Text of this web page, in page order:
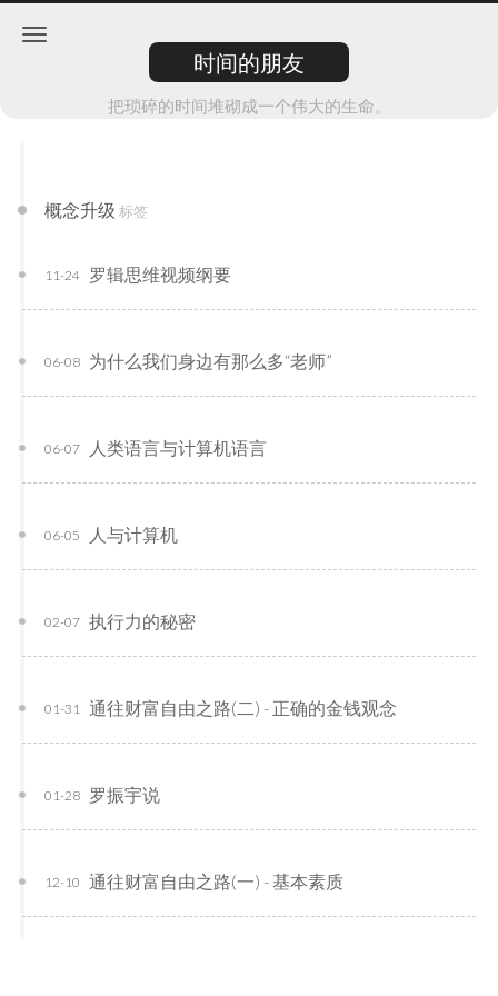
时间的朋友
把琐碎的时间堆砌成一个伟大的生命。
概念升级 标签
罗辑思维视频纲要
11-24
为什么我们身边有那么多“老师”
06-08
人类语言与计算机语言
06-07
人与计算机
06-05
执行力的秘密
02-07
通往财富自由之路(二) - 正确的金钱观念
01-31
罗振宇说
01-28
通往财富自由之路(一) - 基本素质
12-10